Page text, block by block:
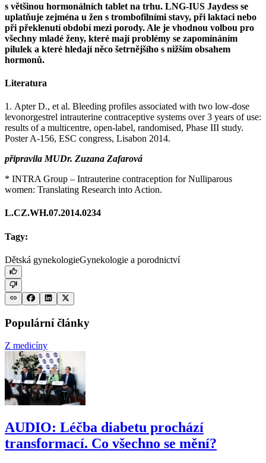
s většinou hormonálních tablet na trhu. LNG-IUS Jaydess se
uplatňuje zejména u žen s trombofilními stavy, při laktaci nebo
při překlenutí období mezi porody. Ale je vhodnou volbou pro
všechny mladé ženy, které mají problémy se zapomínáním
pilulek a které hledají něco šetrnějšího s nižším obsahem
hormonů.
Literatura
1. Apter D., et al. Bleeding profiles associated with two low-dose
levonorgestrel intrauterine contraceptive systems over 3 years of use:
results of a multicentre, open-label, randomised, Phase III study.
Poster A-156, ESC congress, Lisabon 2014.
připravila MUDr. Zuzana Zafarová
* INTRA Group –⁠ Intrauterine contraception for Nulliparous
women: Translating Research into Action.
L.CZ.WH.07.2014.0234
Tagy:
Dětská gynekologieGynekologie a porodnictví
Populární články
Z medicíny
AUDIO: Léčba diabetu prochází
transformací. Co všechno se mění?